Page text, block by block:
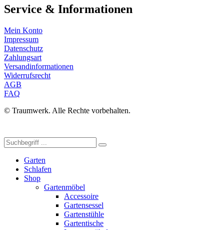
Service & Informationen
Mein Konto
Impressum
Datenschutz
Zahlungsart
Versandinformationen
Widerrufsrecht
AGB
FAQ
© Traumwerk. Alle Rechte vorbehalten.
Garten
Schlafen
Shop
Gartenmöbel
Accessoire
Gartensessel
Gartenstühle
Gartentische